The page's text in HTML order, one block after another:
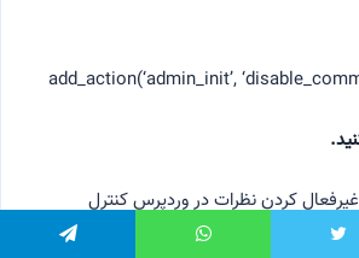
add_action(‘admin_init’,
کردن نظرات در وردپرس کنترل
می‌کند و نیازها یا اولویت‌های خاص را